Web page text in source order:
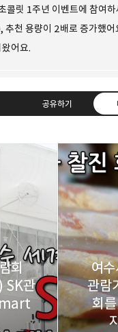
릿 1주년 이벤트에 참여
천 용량이 2배로 증가했어
어요.
공유하기
얕은 이해도를 갖춘 보편적
영원한 주변인.
카카오톡 라
밴드 네이버
회
SK관
여
관람
회